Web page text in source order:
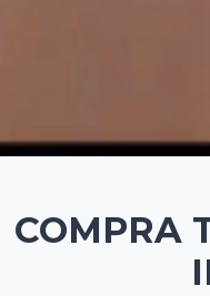
COMPRA